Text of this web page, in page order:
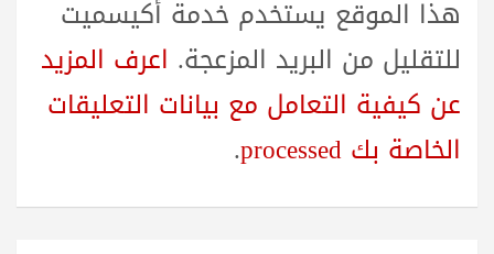
هذا الموقع يستخدم خدمة أكيسميت
للتقليل من البريد المزعجة. اعرف المزيد
عن كيفية التعامل مع بيانات التعليقات
الخاصة بك processed
.